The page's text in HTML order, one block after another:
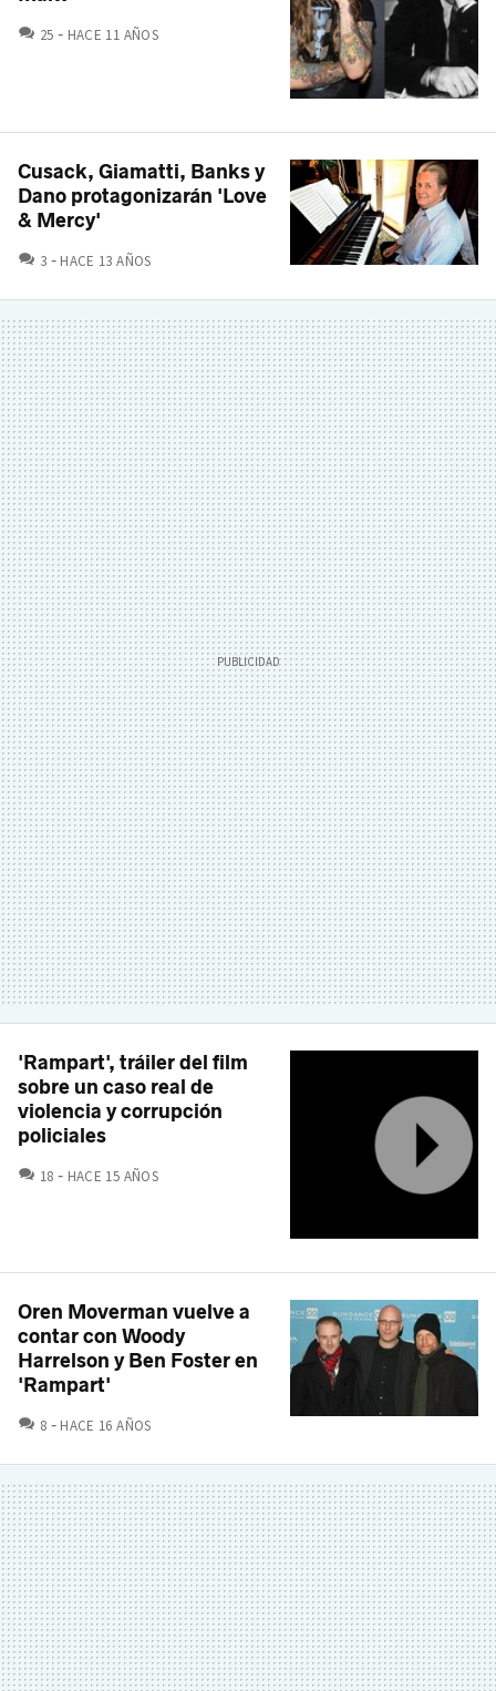
25 COMENTARIOS
HACE 11 AÑOS
Cusack, Giamatti, Banks y
Dano protagonizarán 'Love
& Mercy'
3 COMENTARIOS
HACE 13 AÑOS
'Rampart', tráiler del film
sobre un caso real de
violencia y corrupción
policiales
18 COMENTARIOS
HACE 15 AÑOS
Oren Moverman vuelve a
contar con Woody
Harrelson y Ben Foster en
'Rampart'
8 COMENTARIOS
HACE 16 AÑOS